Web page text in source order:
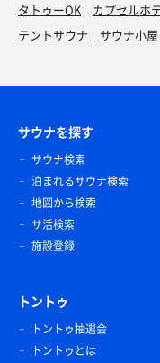
タトゥーOK
カプセルホ
テントサウナ
サウナ小屋
サウナを探す
サウナ検索
泊まれるサウナ検索
地図から検索
サ活検索
施設登録
トントゥ
トントゥ抽選会
トントゥとは